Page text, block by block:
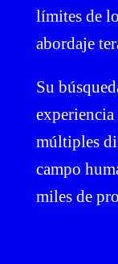
límites de
abordaje
Su
múltiples
campo
miles de